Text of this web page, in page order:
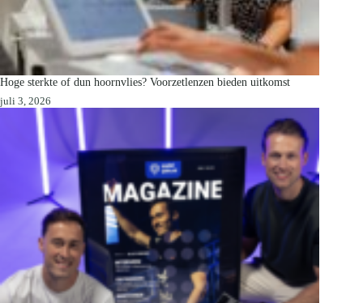
Hoge sterkte of dun hoornvlies? Voorzetlenzen bieden uitkomst
juli 3, 2026